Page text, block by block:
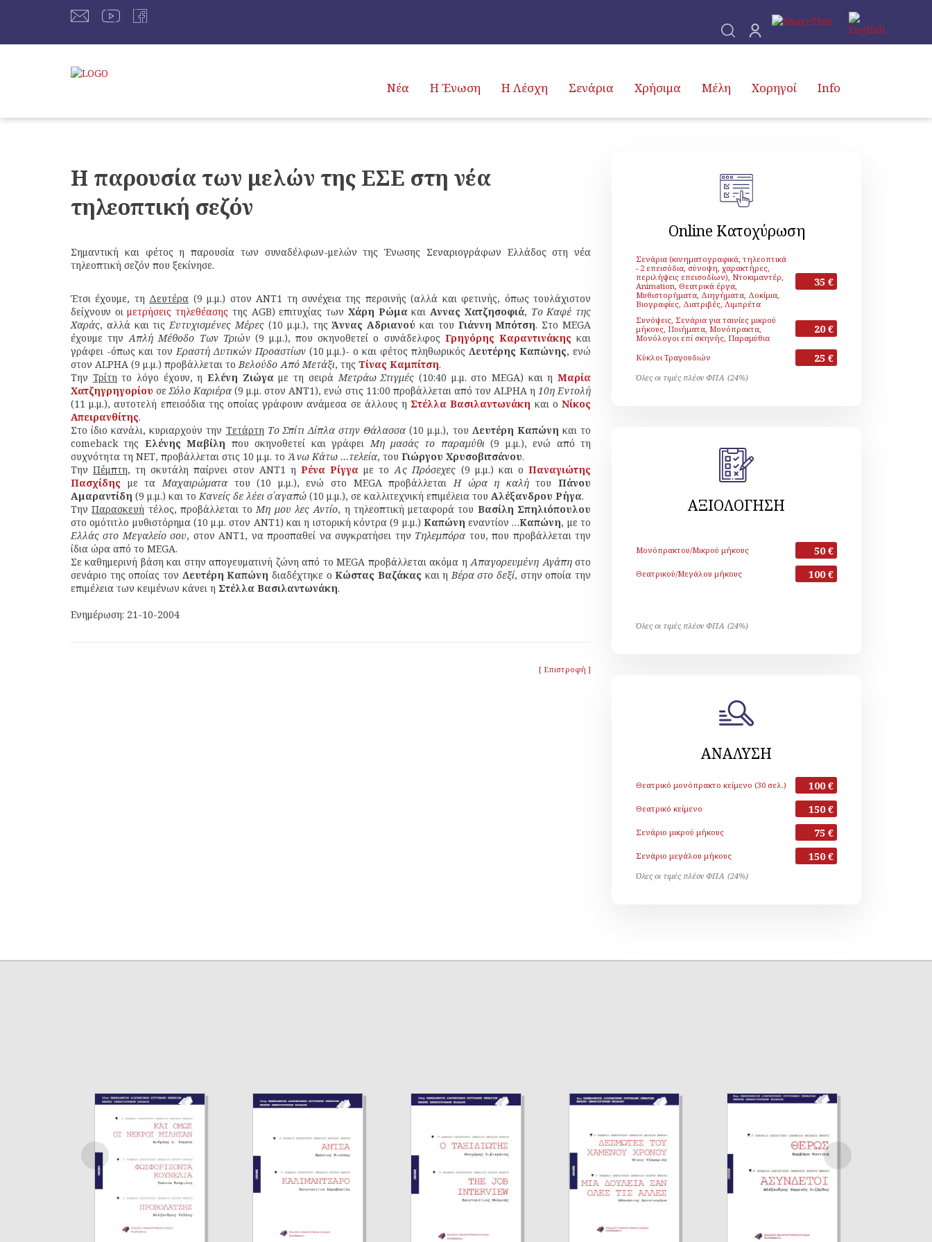
Νέα Η Ένωση Η Λέσχη Σενάρια Χρήσιμα Μέλη Χορηγοί Info
H παρουσία των μελών της ΕΣΕ στη νέα
τηλεοπτική σεζόν
Σημαντική και φέτος η παρουσία των συναδέλφων-μελών της Ένωσης Σεναριογράφων Ελλάδος στη νέα
τηλεοπτική σεζόν που ξεκίνησε.
Έτσι έχουμε, τη Δευτέρα (9 μ.μ.) στον ΑΝΤ1 τη συνέχεια της περσινής (αλλά και φετινής, όπως τουλάχιστον
δείχνουν οιμετρήσεις τηλεθέασης της AGB) επιτυχίας των Χάρη ΡώμακαιΑννας Χατζησοφιά, Το Καφέ της
Χαράς, αλλά και τιςΕυτυχισμένες Μέρες (10 μ.μ.), τηςΆννας Αδριανού και του Γιάννη Μπότση. Στο MEGA
έχουμε τηνΑπλή Μέθοδο Των Τριών(9 μ.μ.), που σκηνοθετεί ο συνάδελφος Γρηγόρης Καραντινάκης και
γράφει -όπως και τονΕραστή Δυτικών Προαστίων(10 μ.μ.)- ο και φέτος πληθωρικόςΛευτέρης Καπώνης, ενώ
στον ALPHA (9 μ.μ.) προβάλλεται τοΒελούδο Από Μετάξι, της Τίνας Καμπίτση.
Την Τρίτη το λόγο έχουν, ηΕλένη Ζιώγαμε τη σειράΜετράω Στιγμές (10:40 μ.μ. στο MEGA) και ηΜαρία
Χατζηγρηγορίου σεΣόλο Καριέρα (9 μ.μ. στον ΑΝΤ1), ενώ στις 11:00 προβάλλεται από τον ALPHA η 10η Εντολή
(11 μ.μ.), αυτοτελή επεισόδια της οποίας γράφουν ανάμεσα σε άλλους η Στέλλα Βασιλαντωνάκη και οΝίκος
Απειρανθίτης.
Στο ίδιο κανάλι, κυριαρχούν την Τετάρτη Το Σπίτι Δίπλα στην Θάλασσα (10 μ.μ.), του Λευτέρη Καπώνη και το
comeback της Ελένης Μαβίλη που σκηνοθετεί και γράφειΜη μασάς το παραμύθι (9 μ.μ.), ενώ από τη
συχνότητα τη ΝΕΤ, προβάλλεται στις 10 μ.μ. το Άνω Κάτω …τελεία, του Γιώργου Χρυσοβιτσάνου.
ΤηνΠέμπτη, τη σκυτάλη παίρνει στον ΑΝΤ1 η Ρένα Ρίγγα με τοΑς Πρόσεχες (9 μ.μ.) και οΠαναγιώτης
Πασχίδης με ταΜαχαιρώματατου (10 μ.μ.), ενώ στο MEGA προβάλλεταιΗ ώρα η καλήτου Πάνου
Αμαραντίδη (9 μ.μ.) και τοΚανείς δε λέει σ΄αγαπώ (10 μ.μ.), σε καλλιτεχνική επιμέλεια του Αλέξανδρου Ρήγα.
ΤηνΠαρασκευή τέλος, προβάλλεται τοΜη μου λες Αντίο, η τηλεοπτική μεταφορά του Βασίλη Σπηλιόπουλου
στο ομότιτλο μυθιστόρημα (10 μ.μ. στον ΑΝΤ1) και η ιστορική κόντρα (9 μ.μ.) Καπώνη εναντίον …Καπώνη, με το
Ελλάς στο Μεγαλείο σου, στον ΑΝΤ1, να προσπαθεί να συγκρατήσει την Τηλεμπόρα του, που προβάλλεται την
ίδια ώρα από το MEGA.
Σε καθημερινή βάση και στην απογευματινή ζώνη από το MEGA προβάλλεται ακόμα ηΑπαγορευμένη Αγάπηστο
σενάριο της οποίας τον Λευτέρη Καπώνη διαδέχτηκε οΚώστας Βαζάκας και ηΒέρα στο δεξί, στην οποία την
επιμέλεια των κειμένων κάνει η Στέλλα Βασιλαντωνάκη.
Ενημέρωση: 21-10-2004
[ Επιστροφή ]
Online Κατοχύρωση
Σενάρια (κινηματογραφικά, τηλεοπτικά
- 2 επεισόδια, σύνοψη, χαρακτήρες,
περιλήψεις επεισοδίων), Ντοκιμαντέρ,
Animation, Θεατρικά έργα,
Μυθιστορήματα, Διηγήματα, Δοκίμια,
Βιογραφίες, Διατριβές, Λιμπρέτα
35 €
Συνόψεις, Σενάρια για ταινίες μικρού
μήκους, Ποιήματα, Μονόπρακτα,
Μονόλογοι επί σκηνής, Παραμύθια
20 €
Κύκλοι Τραγουδιών 25 €
Όλες οι τιμές πλέον ΦΠΑ (24%)
ΑΞΙΟΛΟΓΗΣΗ
Μονόπρακτου/Μικρού μήκους 50 €
Θεατρικού/Μεγάλου μήκους 100 €
Όλες οι τιμές πλέον ΦΠΑ (24%)
ΑΝΑΛΥΣΗ
Θεατρικό μονόπρακτο κείμενο (30 σελ.) 100 €
Θεατρικό κείμενο 150 €
Σενάριο μικρού μήκους 75 €
Σενάριο μεγάλου μήκους 150 €
Όλες οι τιμές πλέον ΦΠΑ (24%)